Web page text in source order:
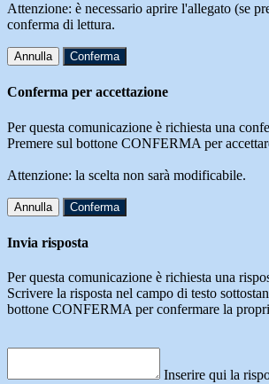
Attenzione: è necessario aprire l'allegato (se
conferma di lettura.
Annulla Conferma
Conferma per accettazione
Per questa comunicazione è richiesta una
Premere sul bottone CONFERMA per
Attenzione: la scelta non sarà modificabile.
Annulla Conferma
Invia risposta
Per questa comunicazione è richiesta una
Scrivere la risposta nel campo di testo
bottone CONFERMA per confermare la
Inserire qui la